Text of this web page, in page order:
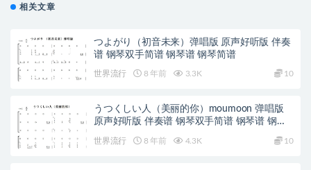
相关文章
つよがり（初音未来）弹唱版 原声好听版 伴奏
谱 钢琴双手简谱 钢琴谱 钢琴简谱
世界流行 8 年前 3.3K 10
うつくしい人（美丽的你）moumoon 弹唱版
原声好听版 伴奏谱 钢琴双手简谱 钢琴谱 钢琴
世界流行 8 年前 4.3K 10